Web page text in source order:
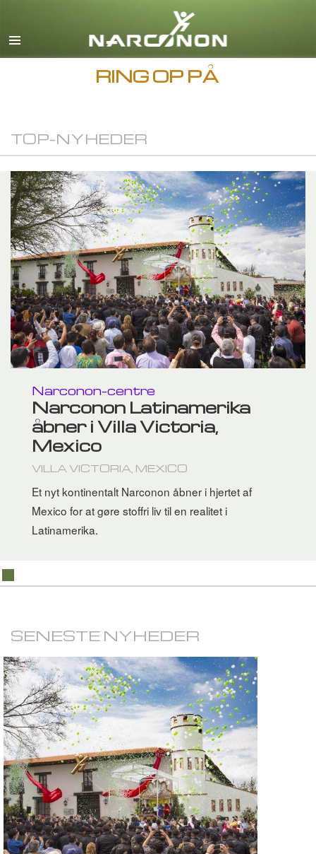
Hebraisk
Magyar
Italiano
Japansk
Makedonsk
Nederlands
Norsk
Português
Svensk
RING OP PÅ
TOP-NYHEDER
Narconon-centre
Narconon Latinamerika
åbner i Villa Victoria,
Mexico
VILLA VICTORIA, MEXICO
Et nyt kontinentalt Narconon åbner i hjertet af
Mexico for at gøre stoffri liv til en realitet i
Latinamerika.
SENESTE NYHEDER